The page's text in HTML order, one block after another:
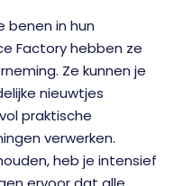
benen in hun
Factory hebben ze
Ze kunnen je
nieuwtjes
praktische
verwerken.
heb je intensief